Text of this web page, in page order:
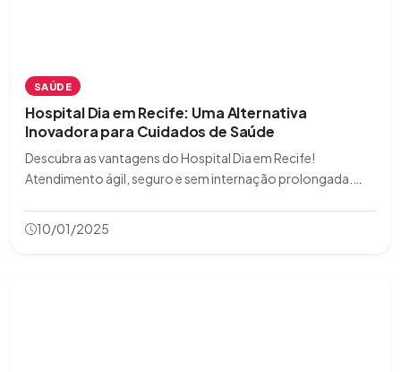
SAÚDE
Hospital Dia em Recife: Uma Alternativa
Inovadora para Cuidados de Saúde
Descubra as vantagens do Hospital Dia em Recife!
Atendimento ágil, seguro e sem internação prolongada.
10/01/2025